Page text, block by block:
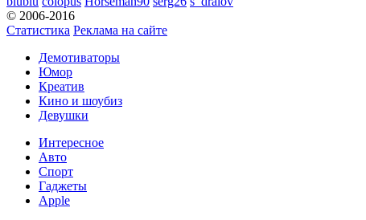
© 2006-2016
Статистика Реклама на сайте
Демотиваторы
Юмор
Креатив
Кино и шоубиз
Девушки
Интересное
Авто
Спорт
Гаджеты
Apple